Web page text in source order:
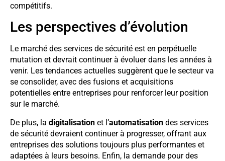
compétitifs.
Les perspectives d’évolution
Le marché des services de sécurité est en perpétuelle
mutation et devrait continuer à évoluer dans les années à
venir. Les tendances actuelles suggèrent que le secteur va
se consolider, avec des fusions et acquisitions
potentielles entre entreprises pour renforcer leur position
sur le marché.
De plus, la digitalisation et l’automatisation des services
de sécurité devraient continuer à progresser, offrant aux
entreprises des solutions toujours plus performantes et
adaptées à leurs besoins. Enfin, la demande pour des